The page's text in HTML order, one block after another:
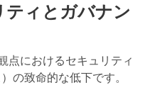
ティとガバナン
点におけるセキュリティ
の致命的な低下です。